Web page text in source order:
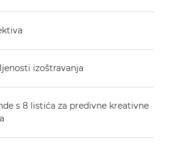
izoštravanja
s 8 listića za predivne kreativne